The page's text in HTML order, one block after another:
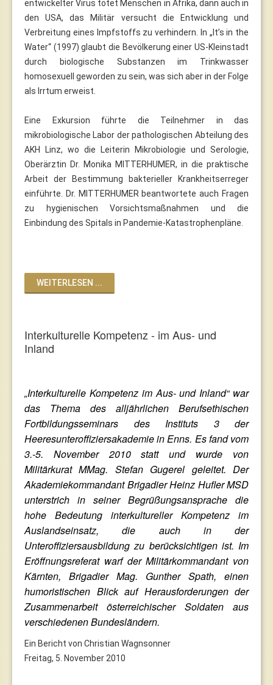
entwickelter Virus tötet Menschen in Afrika, dann auch in
den USA, das Militär versucht die Entwicklung und
Verbreitung eines Impfstoffs zu verhindern. In „It’s in the
Water“ (1997) glaubt die Bevölkerung einer US-Kleinstadt
durch biologische Substanzen im Trinkwasser
homosexuell geworden zu sein, was sich aber in der Folge
als Irrtum erweist.
Eine Exkursion führte die Teilnehmer in das
mikrobiologische Labor der pathologischen Abteilung des
AKH Linz, wo die Leiterin Mikrobiologie und Serologie,
Oberärztin Dr. Monika MITTERHUMER, in die praktische
Arbeit der Bestimmung bakterieller Krankheitserreger
einführte. Dr. MITTERHUMER beantwortete auch Fragen
zu hygienischen Vorsichtsmaßnahmen und die
Einbindung des Spitals in Pandemie-Katastrophenpläne.
WEITERLESEN ...
Interkulturelle Kompetenz - im Aus- und
Inland
„Interkulturelle Kompetenz im Aus- und Inland“ war
das Thema des alljährlichen Berufsethischen
Fortbildungsseminars des Instituts 3 der
Heeresunteroffiziersakademie in Enns. Es fand vom
3.-5. November 2010 statt und wurde von
Militärkurat MMag. Stefan Gugerel geleitet. Der
Akademiekommandant Brigadier Heinz Hufler MSD
unterstrich in seiner Begrüßungsansprache die
hohe Bedeutung interkultureller Kompetenz im
Auslandseinsatz, die auch in der
Unteroffiziersausbildung zu berücksichtigen ist. Im
Eröffnungsreferat warf der Militärkommandant von
Kärnten, Brigadier Mag. Gunther Spath, einen
humoristischen Blick auf Herausforderungen der
Zusammenarbeit österreichischer Soldaten aus
verschiedenen Bundesländern.
Ein Bericht von Christian Wagnsonner
Freitag, 5. November 2010